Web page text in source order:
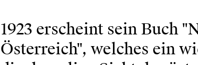
1923 erscheint sein Buch
Österreich", welches ein